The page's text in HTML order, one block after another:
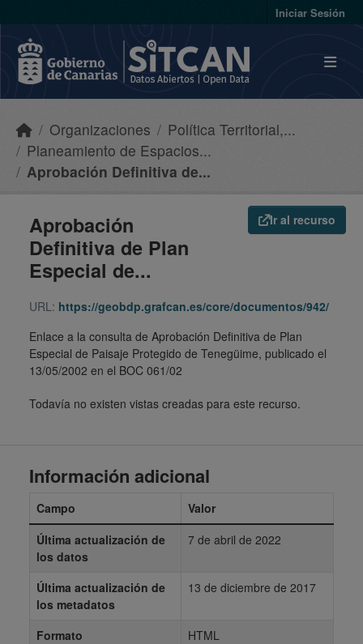
Iniciar Sesión
Organizaciones
Política Territorial,...
Planeamiento de Espacios...
Aprobación Definitiva de...
Ir al recurso
Aprobación
Definitiva de Plan
Especial de...
URL: https://geobdp.grafcan.es/core/documentos/942/
Enlace a la consulta de Aprobación Definitiva de Plan
Especial de Paisaje Protegido de Tenegüime, publicado el
13/05/2002 en el BOC 061/02
Todavía no existen vistas creadas para este recurso.
Información adicional
Campo
Valor
Última actualización de
los datos
7 de abril de 2022
Última actualización de
los metadatos
13 de diciembre de 2017
Formato
HTML